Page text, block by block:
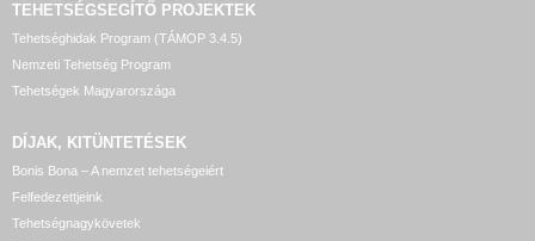
TEHETSÉGSEGÍTŐ PROJEKTEK
Tehetséghidak Program (TÁMOP 3.4.5)
Nemzeti Tehetség Program
Tehetségek Magyarországa
DÍJAK, KITÜNTETÉSEK
Bonis Bona – A nemzet tehetségeiért
Felfedezettjeink
Tehetségnagykövetek